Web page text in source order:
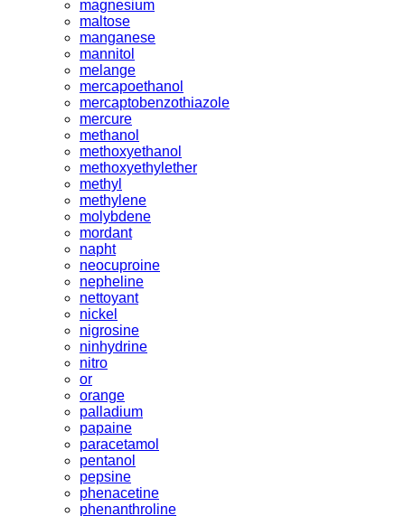
magnesium
maltose
manganese
mannitol
melange
mercapoethanol
mercaptobenzothiazole
mercure
methanol
methoxyethanol
methoxyethylether
methyl
methylene
molybdene
mordant
napht
neocuproine
nepheline
nettoyant
nickel
nigrosine
ninhydrine
nitro
or
orange
palladium
papaine
paracetamol
pentanol
pepsine
phenacetine
phenanthroline